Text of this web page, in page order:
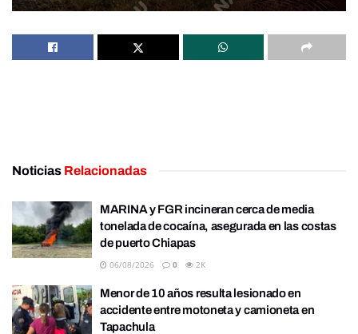
Noticias Relacionadas
MARINA y FGR incineran cerca de media
tonelada de cocaína, asegurada en las costas
de puerto Chiapas
06/08/2026 0 2K
Menor de 10 años resulta lesionado en
accidente entre motoneta y camioneta en
Tapachula